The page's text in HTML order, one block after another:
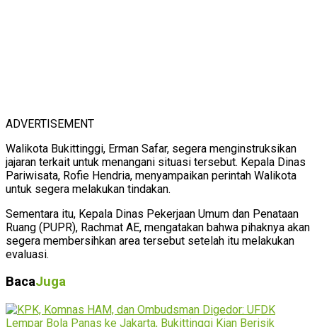
ADVERTISEMENT
Walikota Bukittinggi, Erman Safar, segera menginstruksikan
jajaran terkait untuk menangani situasi tersebut. Kepala Dinas
Pariwisata, Rofie Hendria, menyampaikan perintah Walikota
untuk segera melakukan tindakan.
Sementara itu, Kepala Dinas Pekerjaan Umum dan Penataan
Ruang (PUPR), Rachmat AE, mengatakan bahwa pihaknya akan
segera membersihkan area tersebut setelah itu melakukan
evaluasi.
BacaJuga